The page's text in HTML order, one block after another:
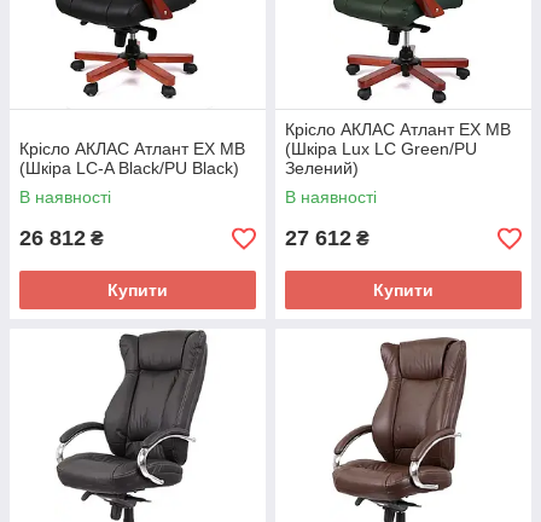
Крісло АКЛАС Атлант EX MB
(Шкіра LC-A Black/PU Black)
В наявності
26 812 ₴
Купити
Крісло АКЛАС Атлант EX MB
(Шкіра Lux LC Green/PU
Зелений)
В наявності
27 612 ₴
Купити